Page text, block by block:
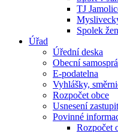
TJ
Spolek
Úřad
Úřední deska
Obecní
E-podatelna
Vyhlášky,
Rozpočet obce
Usnesení
Povinné
Rozpočet